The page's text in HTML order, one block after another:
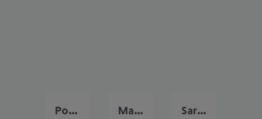
Portugal Urlaub Malta Urlaub Sardinien Urlaub